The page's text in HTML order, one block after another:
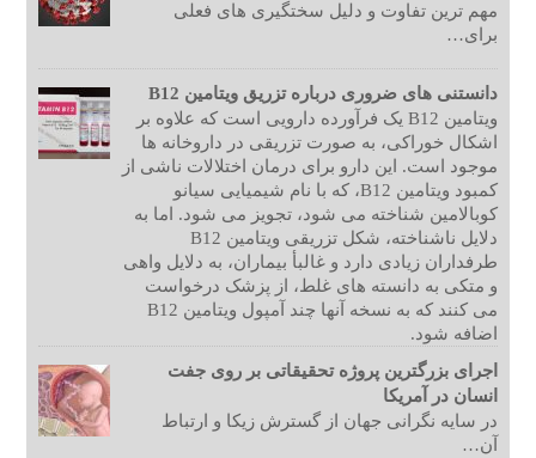
مهم ترین تفاوت و دلیل سختگیری های فعلی
برای…
دانستنی های ضروری درباره تزریق ویتامین B12
ویتامین B12 یک فرآورده دارویی است که علاوه بر
اشکال خوراکی، به صورت تزریقی در داروخانه ها
موجود است. این دارو برای درمان اختلالات ناشی از
کمبود ویتامین B12، که با نام شیمیایی سیانو
کوبالامین شناخته می شود، تجویز می شود. اما به
دلایل ناشناخته، شکل تزریقی ویتامین B12
طرفداران زیادی دارد و غالبأ بیماران، به دلایل واهی
و متکی به دانسته های غلط، از پزشک درخواست
می کنند که به نسخه آنها چند آمپول ویتامین B12
اضافه شود.
اجرای بزرگترین پروژه تحقیقاتی بر روی جفت
انسان در آمریکا
در سایه نگرانی جهان از گسترش زیکا و ارتباط
آن…